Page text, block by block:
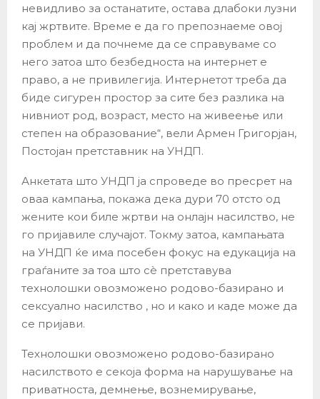
невидливо за останатите, остава длабоки лузни
кај жртвите. Време е да го препознаеме овој
проблем и да почнеме да се справуваме со
него затоа што безбедноста на интернет е
право, а не привилегија. Интернетот треба да
биде сигурен простор за сите без разлика на
нивниот род, возраст, место на живеење или
степен на образование“, вели Армен Григорјан,
Постојан претставник на УНДП.
Анкетата што УНДП ја спроведе во пресрет на
оваа кампања, покажа дека дури 70 отсто од
жените кои биле жртви на онлајн насилство, не
го пријавиле случајот. Токму затоа, кампањата
на УНДП ќе има посебен фокус на едукација на
граѓаните за тоа што сè претставува
технолошки овозможено родово-базирано и
сексуално насилство , но и како и каде може да
се пријави.
Технолошки овозможено родово-базирано
насилството е секоја форма на нарушување на
приватноста, демнење, вознемирување,